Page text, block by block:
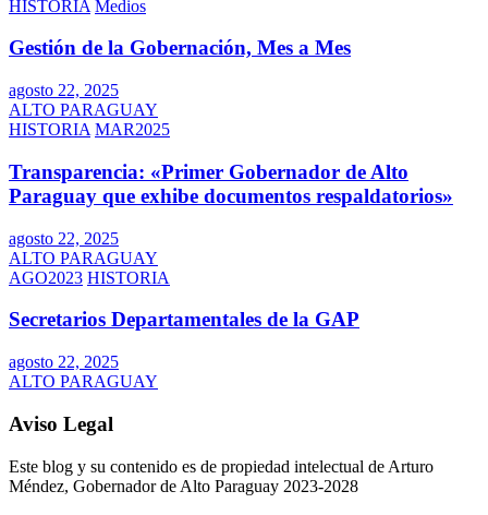
HISTORIA Medios
Gestión de la Gobernación, Mes a Mes
agosto 22, 2025
ALTO PARAGUAY
HISTORIA MAR2025
Transparencia: «Primer Gobernador de Alto
Paraguay que exhibe documentos respaldatorios»
agosto 22, 2025
ALTO PARAGUAY
AGO2023 HISTORIA
Secretarios Departamentales de la GAP
agosto 22, 2025
ALTO PARAGUAY
Aviso Legal
Este blog y su contenido es de propiedad intelectual de Arturo
Méndez, Gobernador de Alto Paraguay 2023-2028